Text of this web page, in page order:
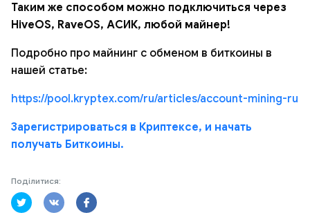
Таким же способом можно подключиться через
HiveOS, RaveOS, АСИК, любой майнер!
Подробно про майнинг с обменом в биткоины в
нашей статье:
https://pool.kryptex.com/ru/articles/account-mining-ru
Зарегистрироваться в Криптексе, и начать
получать Биткоины.
Поділитися: